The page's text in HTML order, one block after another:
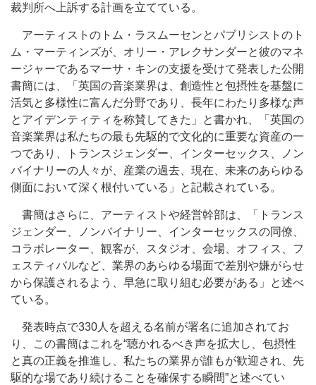
裁判所へ上訴する計画を立てている。
アーティストのトム・ラスムーセンとパブリシストのト
ム・マーティンズが、オリー・アレクサンダーと彼のマネ
ージャーであるマーサ・キンの支援を受けて発表した公開
書簡には、「英国の音楽業界は、創造性と包摂性を基盤に
活気と多様性に富んだ分野であり、長年にわたり多様な声
とアイデンティティを称賛してきた」と書かれ、「英国の
音楽業界は私たちの最も先駆的で文化的に重要な資産の一
つであり、トランスジェンダー、インターセックス、ノン
バイナリーの人々が、産業の過去、現在、未来のあらゆる
側面において深く根付いている」と記載されている。
書簡はさらに、アーティストや経営幹部は、「トランス
ジェンダー、ノンバイナリー、インターセックスの同僚、
コラボレーター、観客が、スタジオ、会場、オフィス、フ
ェスティバルなど、業界のあらゆる場面で差別や嫌がらせ
から保護されるよう、早急に取り組む必要がある」と述べ
ている。
発表時点で330人を超える名前が署名に追加されてお
り、この書簡はこれを“聴かれるべき声を拡大し、包摂性
と真の正義を推進し、私たちの業界が誰もが歓迎され、先
駆的な場であり続けることを確保する瞬間”と述べてい